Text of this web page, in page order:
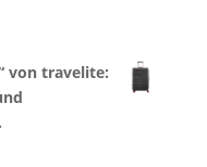
von travelite: